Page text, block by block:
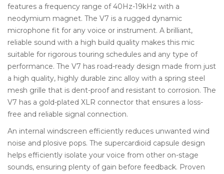
features a frequency range of 40Hz-19kHz with a
neodymium magnet. The V7 is a rugged dynamic
microphone fit for any voice or instrument. A brilliant,
reliable sound with a high build quality makes this mic
suitable for rigorous touring schedules and any type of
performance. The V7 has road-ready design made from just
a high quality, highly durable zinc alloy with a spring steel
mesh grille that is dent-proof and resistant to corrosion. The
V7 has a gold-plated XLR connector that ensures a loss-
free and reliable signal connection.
An internal windscreen efficiently reduces unwanted wind
noise and plosive pops. The supercardioid capsule design
helps efficiently isolate your voice from other on-stage
sounds, ensuring plenty of gain before feedback. Proven